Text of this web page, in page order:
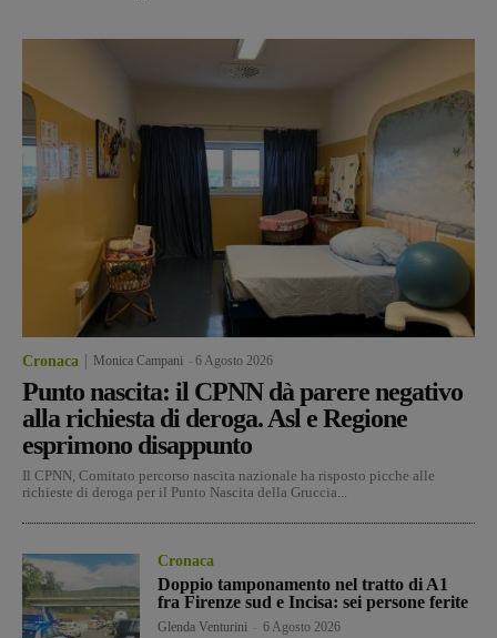
Cronaca Monica Campani 6 Agosto 2026
Punto nascita: il CPNN dà parere negativo
alla richiesta di deroga. Asl e Regione
esprimono disappunto
Il CPNN, Comitato percorso nascita nazionale ha risposto picche alle
richieste di deroga per il Punto Nascita della Gruccia...
Cronaca
Doppio tamponamento nel tratto di A1
fra Firenze sud e Incisa: sei persone ferite
Glenda Venturini 6 Agosto 2026